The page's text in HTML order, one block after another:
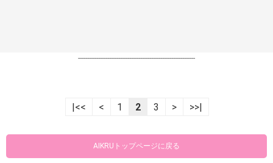
----------------------------------------------------------------
|<< < 1 2 3 > >>|
AIKRUトップページに戻る